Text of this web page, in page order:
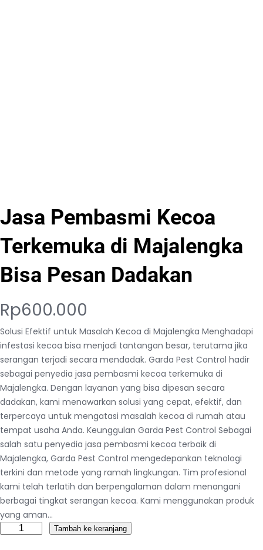
Jasa Pembasmi Kecoa
Terkemuka di Majalengka
Bisa Pesan Dadakan
Rp600.000
Solusi Efektif untuk Masalah Kecoa di Majalengka Menghadapi
infestasi kecoa bisa menjadi tantangan besar, terutama jika
serangan terjadi secara mendadak. Garda Pest Control hadir
sebagai penyedia jasa pembasmi kecoa terkemuka di
Majalengka. Dengan layanan yang bisa dipesan secara
dadakan, kami menawarkan solusi yang cepat, efektif, dan
terpercaya untuk mengatasi masalah kecoa di rumah atau
tempat usaha Anda. Keunggulan Garda Pest Control Sebagai
salah satu penyedia jasa pembasmi kecoa terbaik di
Majalengka, Garda Pest Control mengedepankan teknologi
terkini dan metode yang ramah lingkungan. Tim profesional
kami telah terlatih dan berpengalaman dalam menangani
berbagai tingkat serangan kecoa. Kami menggunakan produk
yang aman…
Tambah ke keranjang